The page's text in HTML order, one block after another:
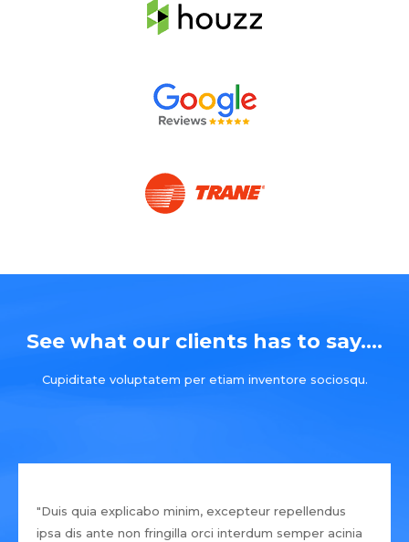
See what our clients has to say....
Cupiditate voluptatem per etiam inventore sociosqu.
"Duis quia explicabo minim, excepteur repellendus
ipsa dis ante non fringilla orci interdum semper acinia